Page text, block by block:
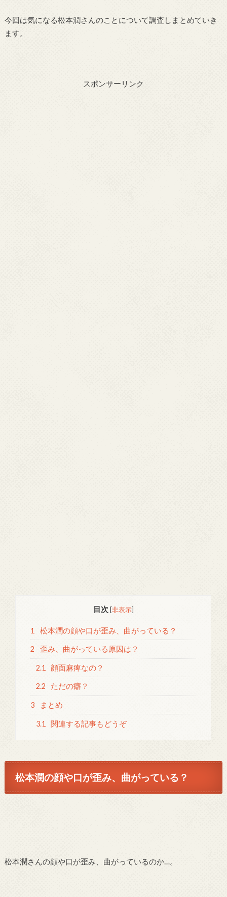
今回は気になる松本潤さんのことについて調査しまとめていき
ます。
スポンサーリンク
目次 [非表示]
1 松本潤の顔や口が歪み、曲がっている？
2 歪み、曲がっている原因は？
2.1 顔面麻痺なの？
2.2 ただの癖？
3 まとめ
3.1 関連する記事もどうぞ
松本潤の顔や口が歪み、曲がっている？
松本潤さんの顔や口が歪み、曲がっているのか…。